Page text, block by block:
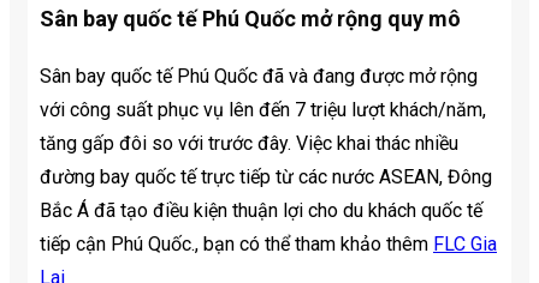
Sân bay quốc tế Phú Quốc mở rộng quy mô
Sân bay quốc tế Phú Quốc đã và đang được mở rộng
với công suất phục vụ lên đến 7 triệu lượt khách/năm,
tăng gấp đôi so với trước đây. Việc khai thác nhiều
đường bay quốc tế trực tiếp từ các nước ASEAN, Đông
Bắc Á đã tạo điều kiện thuận lợi cho du khách quốc tế
tiếp cận Phú Quốc., bạn có thể tham khảo thêm FLC Gia
Lai